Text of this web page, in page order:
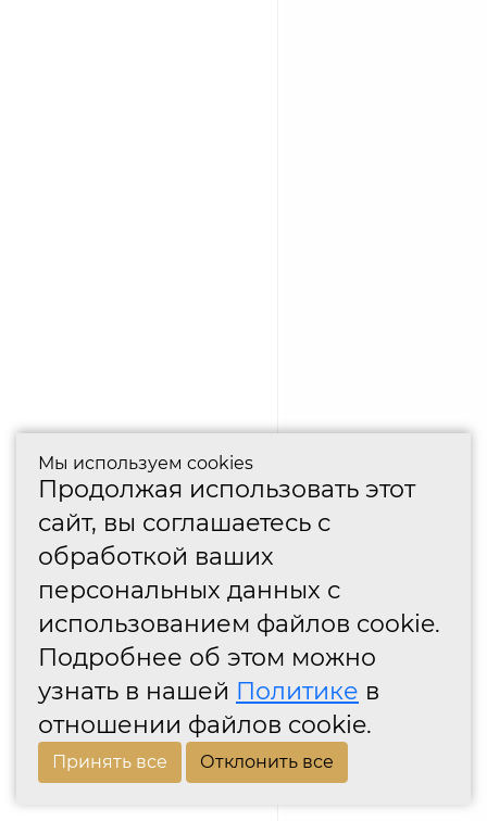
Мы используем cookies
Продолжая использовать этот
сайт, вы соглашаетесь с
обработкой ваших
персональных данных с
использованием файлов cookie.
Подробнее об этом можно
узнать в нашей Политике в
отношении файлов cookie.
Принять все Отклонить все